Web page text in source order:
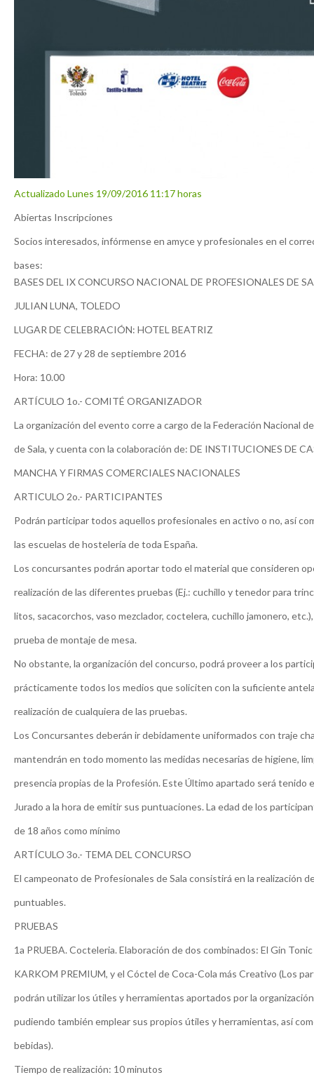
Actualizado Lunes 19/09/2016 11:17 horas
Abiertas Inscripciones
Socios interesados, infórmense en amyce y profesionales en el
bases:
BASES DEL IX CONCURSO NACIONAL DE PROFESIONALES DE
JULIAN LUNA, TOLEDO
LUGAR DE CELEBRACIÓN: HOTEL BEATRIZ
FECHA: de 27 y 28 de septiembre 2016
Hora: 10.00
ARTÍCULO 1o.- COMITÉ ORGANIZADOR
La organización del evento corre a cargo de la Federación Nacional
de Sala, y cuenta con la colaboración de: DE INSTITUCIONES DE
MANCHA Y FIRMAS COMERCIALES NACIONALES
ARTICULO 2o.- PARTICIPANTES
Podrán participar todos aquellos profesionales en activo o no, así
las escuelas de hostelería de toda España.
Los concursantes podrán aportar todo el material que consideren
realización de las diferentes pruebas (Ej.: cuchillo y tenedor para
litos, sacacorchos, vaso mezclador, coctelera, cuchillo jamonero,
prueba de montaje de mesa.
No obstante, la organización del concurso, podrá proveer a los
prácticamente todos los medios que soliciten con la suficiente
realización de cualquiera de las pruebas.
Los Concursantes deberán ir debidamente uniformados con traje
mantendrán en todo momento las medidas necesarias de higiene,
presencia propias de la Profesión. Este Último apartado será tenido
Jurado a la hora de emitir sus puntuaciones. La edad de los
de 18 años como mínimo
ARTÍCULO 3o.- TEMA DEL CONCURSO
El campeonato de Profesionales de Sala consistirá en la realización
puntuables.
PRUEBAS
1a PRUEBA. Cocteleria. Elaboración de dos combinados: El Gin
KARKOM PREMIUM, y el Cóctel de Coca-Cola más Creativo (Los
podrán utilizar los útiles y herramientas aportados por la
pudiendo también emplear sus propios útiles y herramientas, así
bebidas).
Tiempo de realización: 10 minutos